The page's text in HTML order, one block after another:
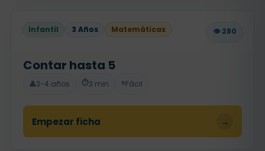
Infantil 3 Años Matemáticas 👁️ 280
Contar hasta 5
👤3-4 años ⏱️3 min ⭐Fácil
Empezar ficha →